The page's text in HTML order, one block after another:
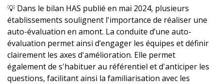
💡 Dans le bilan HAS publié en mai 2024, plusieurs
établissements soulignent l'importance de réaliser une
auto-évaluation en amont. La conduite d’une auto-
évaluation permet ainsi d’engager les équipes et définir
clairement les axes d'amélioration. Elle permet
également de s'habituer au référentiel et d'anticiper les
questions, facilitant ainsi la familiarisation avec les